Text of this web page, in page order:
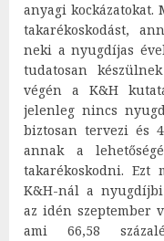
anyagi
takarékoskodást,
neki a nyugdíjas
tudatosan
végén a K&H
jelenleg nincs
biztosan tervezi és
annak a
takarékoskodni. Ezt
K&H-nál a
az idén szeptember
ami 66,58